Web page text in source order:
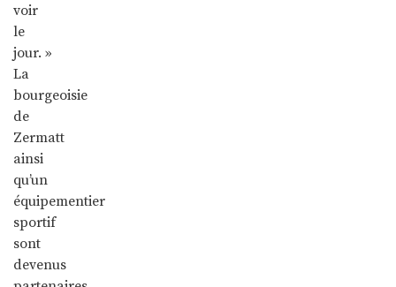
voir
le
jour. »
La
bourgeoisie
de
Zermatt
ainsi
qu’un
équipementier
sportif
sont
devenus